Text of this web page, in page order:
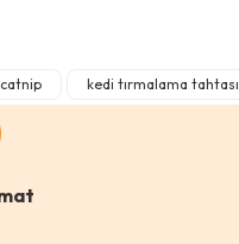
alternatifler olmalı.
catnip kedi tırmalama tahtası